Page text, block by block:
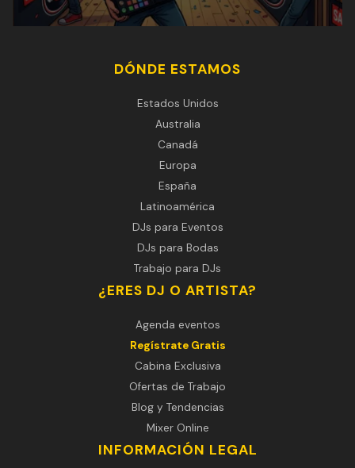
DÓNDE ESTAMOS
Estados Unidos
Australia
Canadá
Europa
España
Latinoamérica
DJs para Eventos
DJs para Bodas
Trabajo para DJs
¿ERES DJ O ARTISTA?
Agenda eventos
Regístrate Gratis
Cabina Exclusiva
Ofertas de Trabajo
Blog y Tendencias
Mixer Online
INFORMACIÓN LEGAL